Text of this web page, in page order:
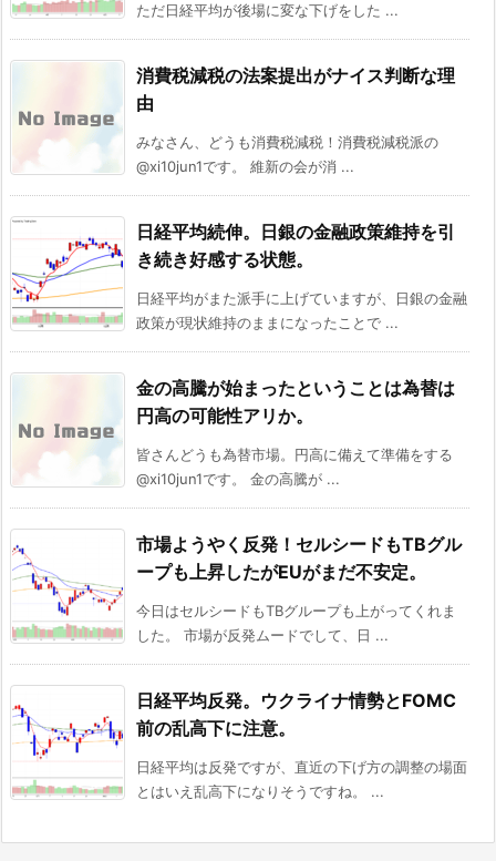
ただ日経平均が後場に変な下げをした ...
消費税減税の法案提出がナイス判断な理
由
みなさん、どうも消費税減税！消費税減税派の
@xi10jun1です。 維新の会が消 ...
日経平均続伸。日銀の金融政策維持を引
き続き好感する状態。
日経平均がまた派手に上げていますが、日銀の金融
政策が現状維持のままになったことで ...
金の高騰が始まったということは為替は
円高の可能性アリか。
皆さんどうも為替市場。円高に備えて準備をする
@xi10jun1です。 金の高騰が ...
市場ようやく反発！セルシードもTBグル
ープも上昇したがEUがまだ不安定。
今日はセルシードもTBグループも上がってくれま
した。 市場が反発ムードでして、日 ...
日経平均反発。ウクライナ情勢とFOMC
前の乱高下に注意。
日経平均は反発ですが、直近の下げ方の調整の場面
とはいえ乱高下になりそうですね。 ...